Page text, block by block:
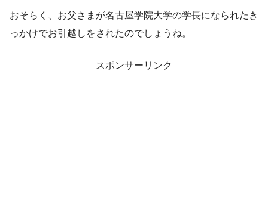
おそらく、お父さまが名古屋学院大学の学長になられたき
っかけでお引越しをされたのでしょうね。
スポンサーリンク